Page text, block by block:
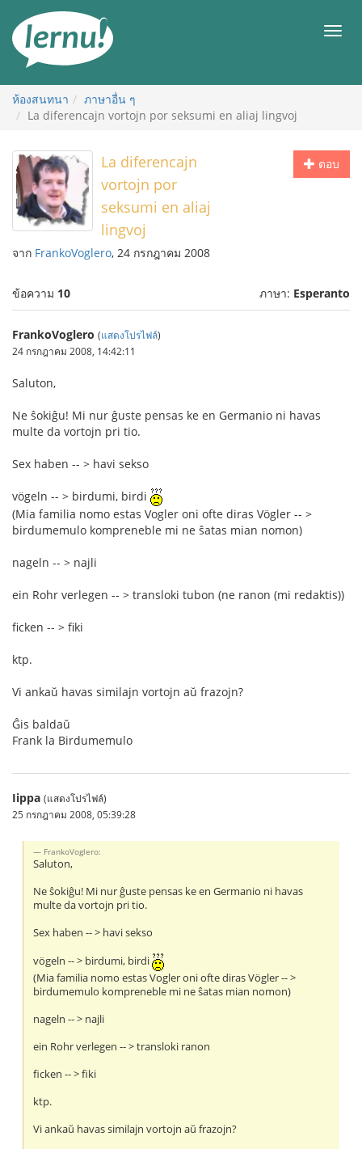
สารบัญ
เมนู
ห้องสนทนา
ภาษาอื่น ๆ
La diferencajn vortojn por seksumi en aliaj lingvoj
ตอบ
La diferencajn
vortojn por
seksumi en aliaj
lingvoj
จาก FrankoVoglero, 24 กรกฎาคม 2008
ข้อความ 10 ภาษา: Esperanto
FrankoVoglero (แสดงโปรไฟล์)
24 กรกฎาคม 2008, 14:42:11
Saluton,
Ne ŝokiĝu! Mi nur ĝuste pensas ke en Germanio ni havas
multe da vortojn pri tio.
Sex haben -- > havi sekso
vögeln -- > birdumi, birdi
(Mia familia nomo estas Vogler oni ofte diras Vögler -- >
birdumemulo kompreneble mi ne ŝatas mian nomon)
nageln -- > najli
ein Rohr verlegen -- > transloki tubon (ne ranon (mi redaktis))
ficken -- > fiki
ktp.
Vi ankaŭ havas similajn vortojn aŭ frazojn?
Ĝis baldaŭ
Frank la Birdumemulo
Iippa (แสดงโปรไฟล์)
25 กรกฎาคม 2008, 05:39:28
FrankoVoglero:
Saluton,
Ne ŝokiĝu! Mi nur ĝuste pensas ke en Germanio ni havas
multe da vortojn pri tio.
Sex haben -- > havi sekso
vögeln -- > birdumi, birdi
(Mia familia nomo estas Vogler oni ofte diras Vögler -- >
birdumemulo kompreneble mi ne ŝatas mian nomon)
nageln -- > najli
ein Rohr verlegen -- > transloki ranon
ficken -- > fiki
ktp.
Vi ankaŭ havas similajn vortojn aŭ frazojn?